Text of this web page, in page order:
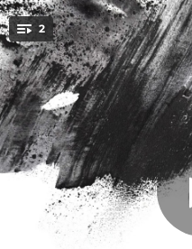
You're all set!
2
Дивлюсь на все
(feat. Roman
Дивлюсь на все спокійними очима (feat. Roman Melish & Petrichor Ensemble)
02:56
Дивлюсь на все спокійними очима (feat. Petrichor Ensemble) [Instrumental]
02:56
.